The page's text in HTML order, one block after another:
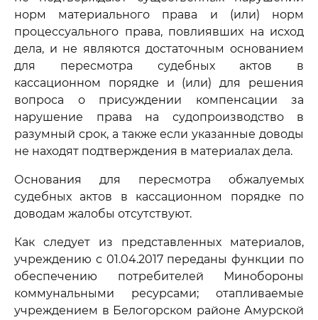
норм материального права и (или) норм
процессуального права, повлиявших на исход
дела, и не являются достаточным основанием
для пересмотра судебных актов в
кассационном порядке и (или) для решения
вопроса о присуждении компенсации за
нарушение права на судопроизводство в
разумный срок, а также если указанные доводы
не находят подтверждения в материалах дела.
Основания для пересмотра обжалуемых
судебных актов в кассационном порядке по
доводам жалобы отсутствуют.
Как следует из представленных материалов,
учреждению с 01.04.2017 переданы функции по
обеспечению потребителей Минобороны
коммунальными ресурсами; отапливаемые
учреждением в Белогорском районе Амурской